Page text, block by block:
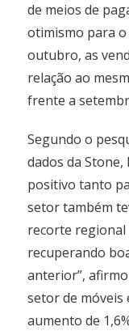
de meios de
otimismo para o
outubro, as
relação ao
frente a
Segundo o
dados da
positivo tanto
setor também
recorte regional
recuperando
anterior”,
setor de móveis
aumento de